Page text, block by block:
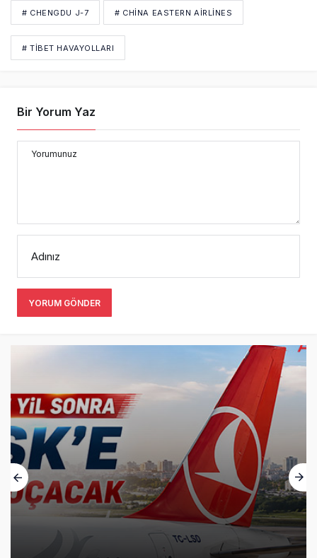
# CHENGDU J-7 # CHINA EASTERN AIRLINES
# TIBET HAVAYOLLARI
Bir Yorum Yaz
Yorumunuz
Adınız
YORUM GÖNDER